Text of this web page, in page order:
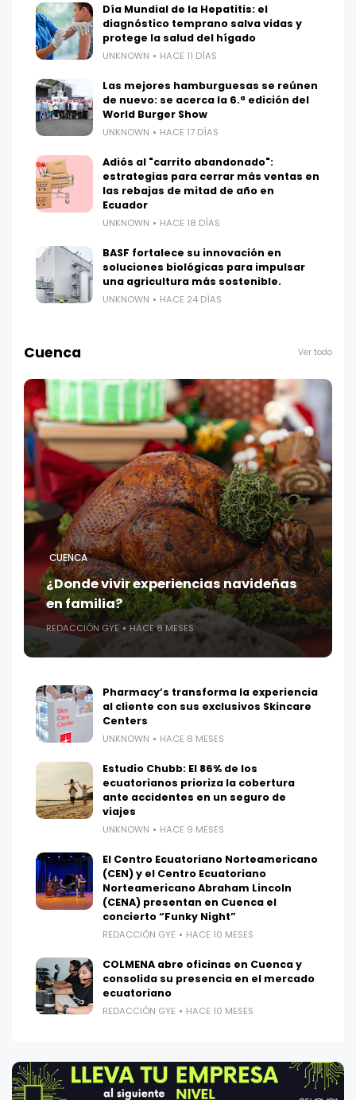
Día Mundial de la Hepatitis: el
diagnóstico temprano salva vidas y
protege la salud del hígado
UNKNOWN HACE 11 DÍAS
Las mejores hamburguesas se reúnen
de nuevo: se acerca la 6.ª edición del
World Burger Show
UNKNOWN HACE 17 DÍAS
Adiós al "carrito abandonado":
estrategias para cerrar más ventas en
las rebajas de mitad de año en
Ecuador
UNKNOWN HACE 18 DÍAS
BASF fortalece su innovación en
soluciones biológicas para impulsar
una agricultura más sostenible.
UNKNOWN HACE 24 DÍAS
Cuenca Ver todo
CUENCA
¿Donde vivir experiencias navideñas
en familia?
REDACCIÓN GYE HACE 8 MESES
Pharmacy’s transforma la experiencia
al cliente con sus exclusivos Skincare
Centers
UNKNOWN HACE 8 MESES
Estudio Chubb: El 86% de los
ecuatorianos prioriza la cobertura
ante accidentes en un seguro de
viajes
UNKNOWN HACE 9 MESES
El Centro Ecuatoriano Norteamericano
(CEN) y el Centro Ecuatoriano
Norteamericano Abraham Lincoln
(CENA) presentan en Cuenca el
concierto “Funky Night”
REDACCIÓN GYE HACE 10 MESES
COLMENA abre oficinas en Cuenca y
consolida su presencia en el mercado
ecuatoriano
REDACCIÓN GYE HACE 10 MESES